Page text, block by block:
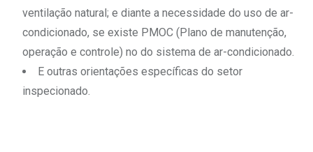
ventilação natural; e diante a necessidade do uso de ar-
condicionado, se existe PMOC (Plano de manutenção,
operação e controle) no do sistema de ar-condicionado.
E outras orientações específicas do setor
inspecionado.